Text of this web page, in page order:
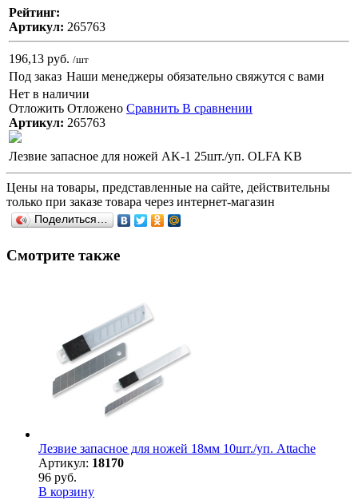
Рейтинг:
Артикул: 265763
196,13 руб. /шт
Под заказ Наши менеджеры обязательно свяжутся с вами
Нет в наличии
Отложить Отложено Сравнить В сравнении
Артикул: 265763
Лезвие запасное для ножей AK-1 25шт./уп. OLFA KB
Цены на товары, представленные на сайте, действительны
только при заказе товара через интернет-магазин
Поделиться…
Смотрите также
Лезвие запасное для ножей 18мм 10шт./уп. Attache
Артикул: 18170
96 руб.
В корзину